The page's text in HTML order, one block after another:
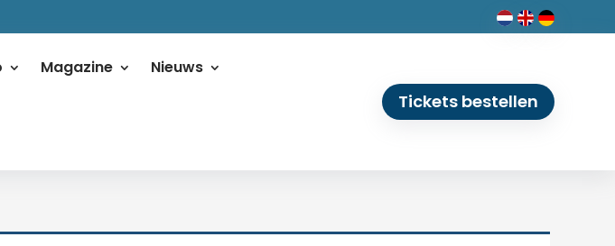
Magazine Nieuws
Tickets bestellen